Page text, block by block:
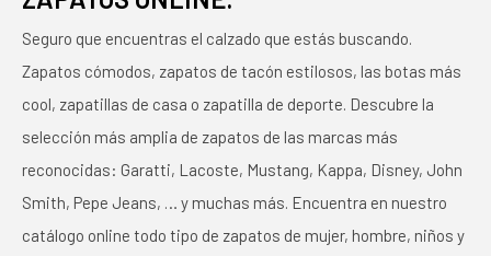
Seguro que encuentras el calzado que estás buscando.
Zapatos cómodos, zapatos de tacón estilosos, las botas más
cool, zapatillas de casa o zapatilla de deporte. Descubre la
selección más amplia de zapatos de las marcas más
reconocidas: Garatti, Lacoste, Mustang, Kappa, Disney, John
Smith, Pepe Jeans, … y muchas más. Encuentra en nuestro
catálogo online todo tipo de zapatos de mujer, hombre, niños y